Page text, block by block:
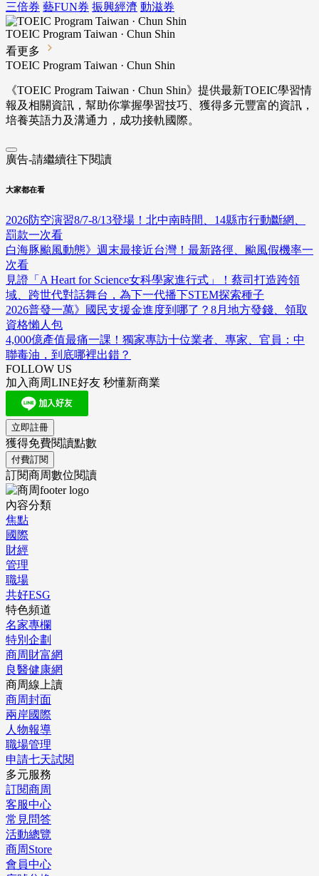
三倍券 藝FUN券 振興經濟 動滋券
TOEIC Program Taiwan · Chun Shin
看更多
TOEIC Program Taiwan · Chun Shin
《TOEIC Program Taiwan · Chun Shin》提供最新TOEIC學習情
報及相關資訊，幫助你掌握學習技巧、獲得多元豐富的資訊，
培養英語力及溝通力，成功接軌國際。
廣告-請繼續往下閱讀
大家都在看
2026防空演習8/7-8/13登場！北中南時間、14縣市行動斷網、
罰款一次看
白海豚颱風動態》週末最接近台灣！最新路徑、颱風假機率一
次看
見證「A Heart for Science女科學家進行式」！蔡司打造跨領
域、跨世代對話舞台，為下一代播下STEM探索種子
2026普發一萬》國民支援金進度到哪了？8月地方發錢、領取
資格懶人包
4,000億產值最痛一課！獨家專訪十位業者、專家、官員：中
聯毒油，到底哪裡出錯？
FOLLOW US
加入商周LINE好友 秒懂新商業
立即註冊
獲得免費閱讀點數
付費訂閱
訂閱商周數位閱讀
內容分類
焦點
國際
財經
管理
職場
共好ESG
特色頻道
名家專欄
特別企劃
商周財富網
良醫健康網
商周線上讀
商周封面
兩岸國際
人物報導
職場管理
申請七天試閱
多元服務
訂閱商周
客服中心
常見問答
活動總覽
商周Store
會員中心